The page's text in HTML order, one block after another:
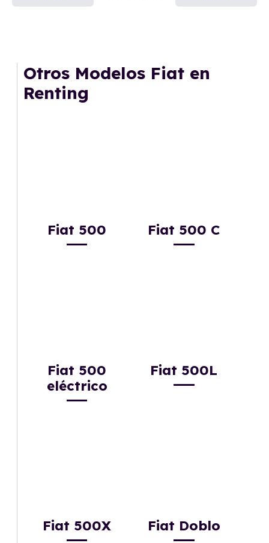
Otros Modelos Fiat en
Renting
Fiat 500 Fiat 500 C
Fiat 500
eléctrico
Fiat 500L
Fiat 500X Fiat Doblo